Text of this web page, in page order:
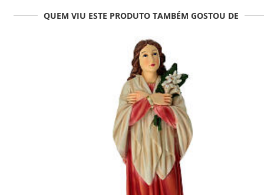
QUEM VIU ESTE PRODUTO TAMBÉM GOSTOU DE